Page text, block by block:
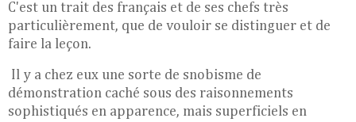
C'est un trait des français et de ses chefs très
particulièrement, que de vouloir se distinguer et de
faire la leçon.
Il y a chez eux une sorte de snobisme de
démonstration caché sous des raisonnements
sophistiqués en apparence, mais superficiels en